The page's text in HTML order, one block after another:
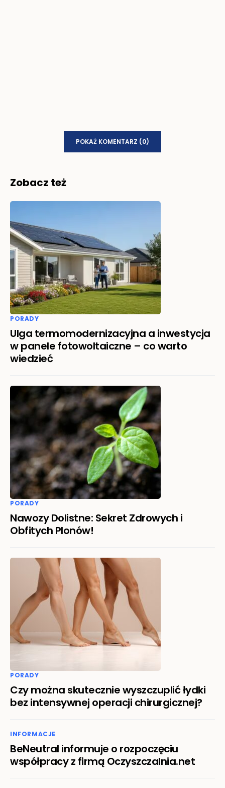
POKAŻ KOMENTARZ (0)
Zobacz też
PORADY
Ulga termomodernizacyjna a inwestycja
w panele fotowoltaiczne – co warto
wiedzieć
PORADY
Nawozy Dolistne: Sekret Zdrowych i
Obfitych Plonów!
PORADY
Czy można skutecznie wyszczuplić łydki
bez intensywnej operacji chirurgicznej?
INFORMACJE
BeNeutral informuje o rozpoczęciu
współpracy z firmą Oczyszczalnia.net